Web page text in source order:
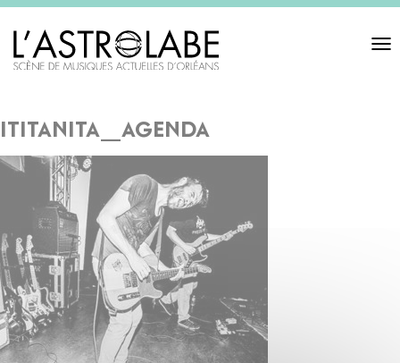
Toggle
ititanita_agenda